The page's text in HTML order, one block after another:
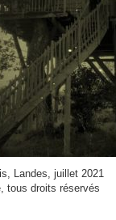
Landes, juillet 2021
tous droits réservés